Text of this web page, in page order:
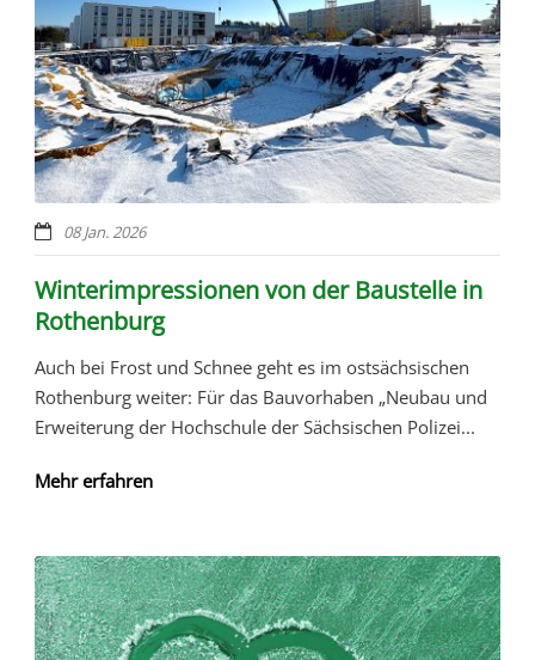
08 Jan. 2026
Winterimpressionen von der Baustelle in
Rothenburg
Auch bei Frost und Schnee geht es im ostsächsischen
Rothenburg weiter: Für das Bauvorhaben „Neubau und
Erweiterung der Hochschule der Sächsischen Polizei...
Mehr erfahren